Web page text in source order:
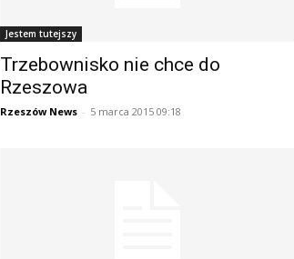
Jestem tutejszy
Trzebownisko nie chce do
Rzeszowa
Rzeszów News - 5 marca 2015 09:18